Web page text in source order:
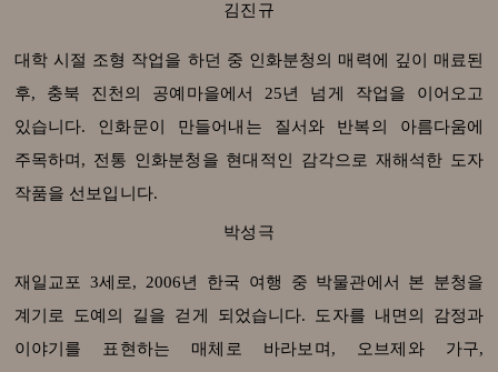
김진규
대학 시절 조형 작업을 하던 중 인화분청의 매력에 깊이 매료된
후, 충북 진천의 공예마을에서 25년 넘게 작업을 이어오고
있습니다. 인화문이 만들어내는 질서와 반복의 아름다움에
주목하며, 전통 인화분청을 현대적인 감각으로 재해석한 도자
작품을 선보입니다.
박성극
재일교포 3세로, 2006년 한국 여행 중 박물관에서 본 분청을
계기로 도예의 길을 걷게 되었습니다. 도자를 내면의 감정과
이야기를 표현하는 매체로 바라보며, 오브제와 가구,